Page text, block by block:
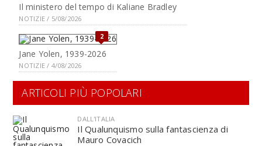
Il ministero del tempo di Kaliane Bradley
NOTIZIE / 5/08/2026
2
Jane Yolen, 1939-2026
NOTIZIE / 4/08/2026
ARTICOLI PIÙ POPOLARI
DALL'ITALIA
Il Qualunquismo sulla fantascienza di
Mauro Covacich